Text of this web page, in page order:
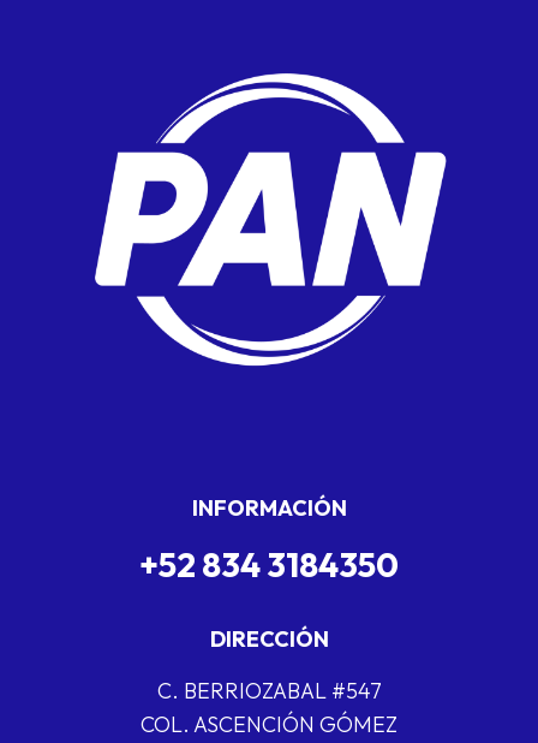
INFORMACIÓN
+52 834 3184350
DIRECCIÓN
C. BERRIOZABAL #547
COL. ASCENCIÓN GÓMEZ